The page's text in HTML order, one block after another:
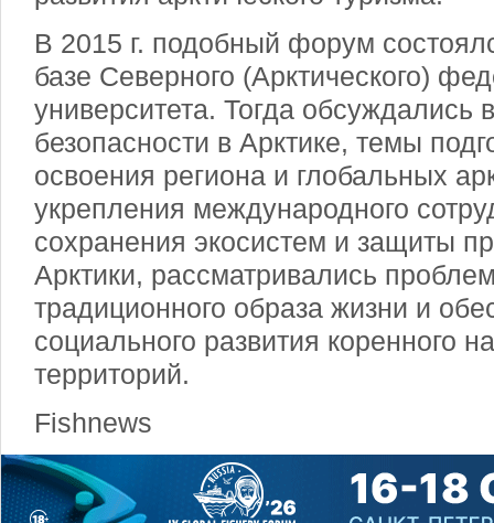
В 2015 г. подобный форум
базе Северного (Арктического)
университета. Тогда обсуждались
безопасности в Арктике, темы
освоения региона и глобальных
укрепления международного
сохранения экосистем и защиты
Арктики, рассматривались
традиционного образа жизни и
социального развития коренного
территорий.
Fishnews